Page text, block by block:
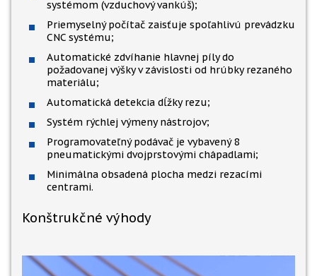
systémom (vzduchový vankúš);
Priemyselný počítač zaisťuje spoľahlivú prevádzku
CNC systému;
Automatické zdvíhanie hlavnej píly do
požadovanej výšky v závislosti od hrúbky rezaného
materiálu;
Automatická detekcia dĺžky rezu;
Systém rýchlej výmeny nástrojov;
Programovateľný podávač je vybavený 8
pneumatickými dvojprstovými chápadlami;
Minimálna obsadená plocha medzi rezacími
centrami.
Konštrukčné výhody